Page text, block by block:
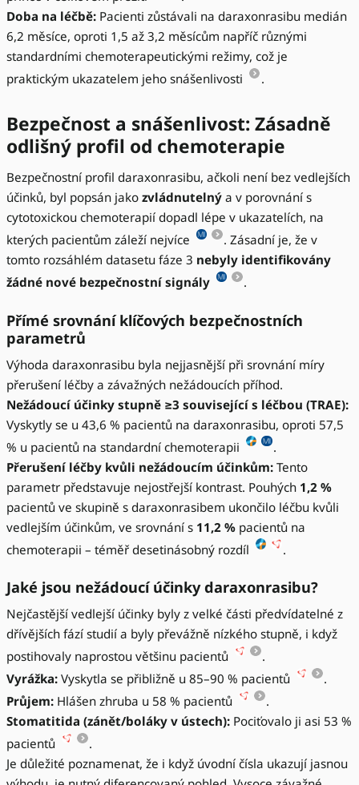
Doba na léčbě: Pacienti zůstávali na daraxonrasibu medián
6,2 měsíce, oproti 1,5 až 3,2 měsícům napříč různými
standardními chemoterapeutickými režimy, což je
praktickým ukazatelem jeho snášenlivosti
.
Bezpečnost a snášenlivost: Zásadně
odlišný profil od chemoterapie
Bezpečnostní profil daraxonrasibu, ačkoli není bez vedlejších
účinků, byl popsán jako zvládnutelný a v porovnání s
cytotoxickou chemoterapií dopadl lépe v ukazatelích, na
kterých pacientům záleží nejvíce
. Zásadní je, že v
tomto rozsáhlém datasetu fáze 3 nebyly identifikovány
žádné nové bezpečnostní signály
.
Přímé srovnání klíčových bezpečnostních
parametrů
Výhoda daraxonrasibu byla nejjasnější při srovnání míry
přerušení léčby a závažných nežádoucích příhod.
Nežádoucí účinky stupně ≥3 související s léčbou (TRAE):
Vyskytly se u 43,6 % pacientů na daraxonrasibu, oproti 57,5
% u pacientů na standardní chemoterapii
.
Přerušení léčby kvůli nežádoucím účinkům: Tento
parametr představuje nejostřejší kontrast. Pouhých 1,2 %
pacientů ve skupině s daraxonrasibem ukončilo léčbu kvůli
vedlejším účinkům, ve srovnání s 11,2 % pacientů na
chemoterapii – téměř desetinásobný rozdíl
.
Jaké jsou nežádoucí účinky daraxonrasibu?
Nejčastější vedlejší účinky byly z velké části předvídatelné z
dřívějších fází studií a byly převážně nízkého stupně, i když
postihovaly naprostou většinu pacientů
.
Vyrážka: Vyskytla se přibližně u 85–90 % pacientů
.
Průjem: Hlášen zhruba u 58 % pacientů
.
Stomatitida (zánět/boláky v ústech): Pociťovalo ji asi 53 %
pacientů
.
Je důležité poznamenat, že i když úvodní čísla ukazují jasnou